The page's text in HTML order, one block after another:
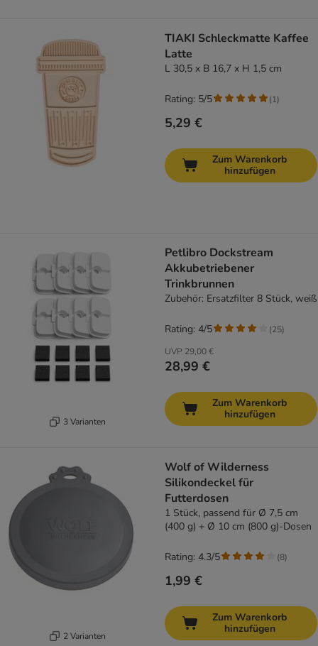
TIAKI Schleckmatte Kaffee
Latte
L 30,5 x B 16,7 x H 1,5 cm
5,29 €
Rating: 5/5 (1)
Zum Warenkorb
hinzufügen
3 Varianten
Petlibro Dockstream
Akkubetriebener
Trinkbrunnen
Zubehör: Ersatzfilter 8 Stück, weiß
UVP 29,00 €
28,99 €
Rating: 4/5 (25)
Zum Warenkorb
hinzufügen
2 Varianten
Wolf of Wilderness
Silikondeckel für
Futterdosen
1 Stück, passend für Ø 7,5 cm
(400 g) + Ø 10 cm (800 g)-Dosen
1,99 €
Rating: 4.3/5 (8)
Zum Warenkorb
hinzufügen